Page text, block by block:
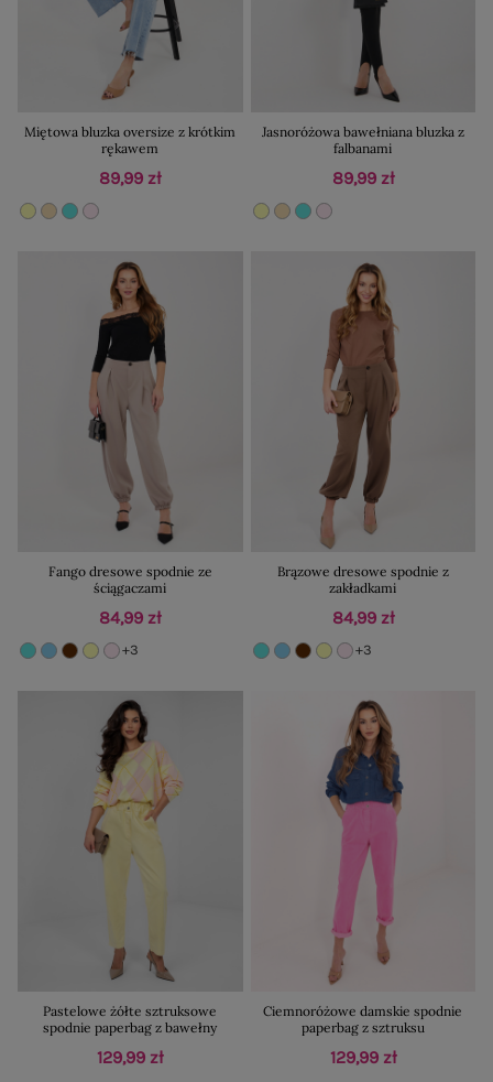
Miętowa bluzka oversize z krótkim
rękawem
89,99 zł
Jasnoróżowa bawełniana bluzka z
falbanami
89,99 zł
Fango dresowe spodnie ze
ściągaczami
84,99 zł
+3
Brązowe dresowe spodnie z
zakładkami
84,99 zł
+3
Pastelowe żółte sztruksowe
spodnie paperbag z bawełny
129,99 zł
Ciemnoróżowe damskie spodnie
paperbag z sztruksu
129,99 zł